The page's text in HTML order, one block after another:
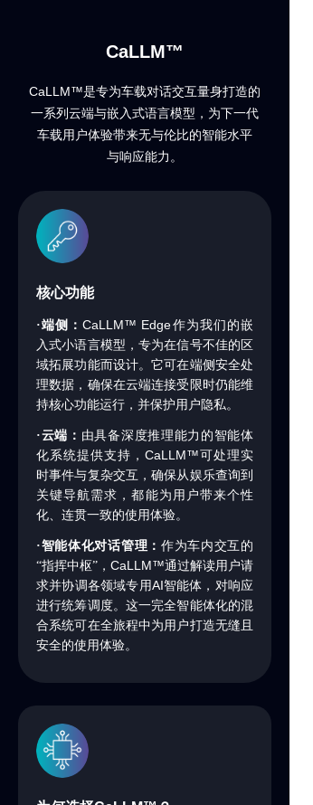
核心功能
·端侧：CaLLM™ Edge作为我们的嵌
入式小语言模型，专为在信号不佳的区
域拓展功能而设计。它可在端侧安全处
理数据，确保在云端连接受限时仍能维
持核心功能运行，并保护用户隐私。
·云端： 由具备深度推理能力的智能体
化系统提供支持， CaLLM™可处理实
时事件与复杂交互，确保从娱乐查询到
关键导航需求，都能为用户带来个性
化、连贯一致的使用体验。
·智能体化对话管理： 作为车内交互的
“指挥中枢”， CaLLM™通过解读用户请
求并协调各领域专用AI智能体，对响应
进行统筹调度。这一完全智能体化的混
合系统可在全旅程中为用户打造无缝且
安全的使用体验。
CaLLM™
CaLLM™是专为车载对话交互量身打造的
一系列云端与嵌入式语言模型，为下一代
车载用户体验带来无与伦比的智能水平
与响应能力。